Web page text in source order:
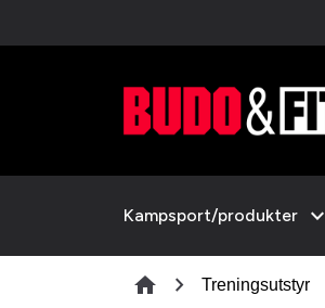
Kampsport/produkter expand_more
home chevron_right Treningsutstyr